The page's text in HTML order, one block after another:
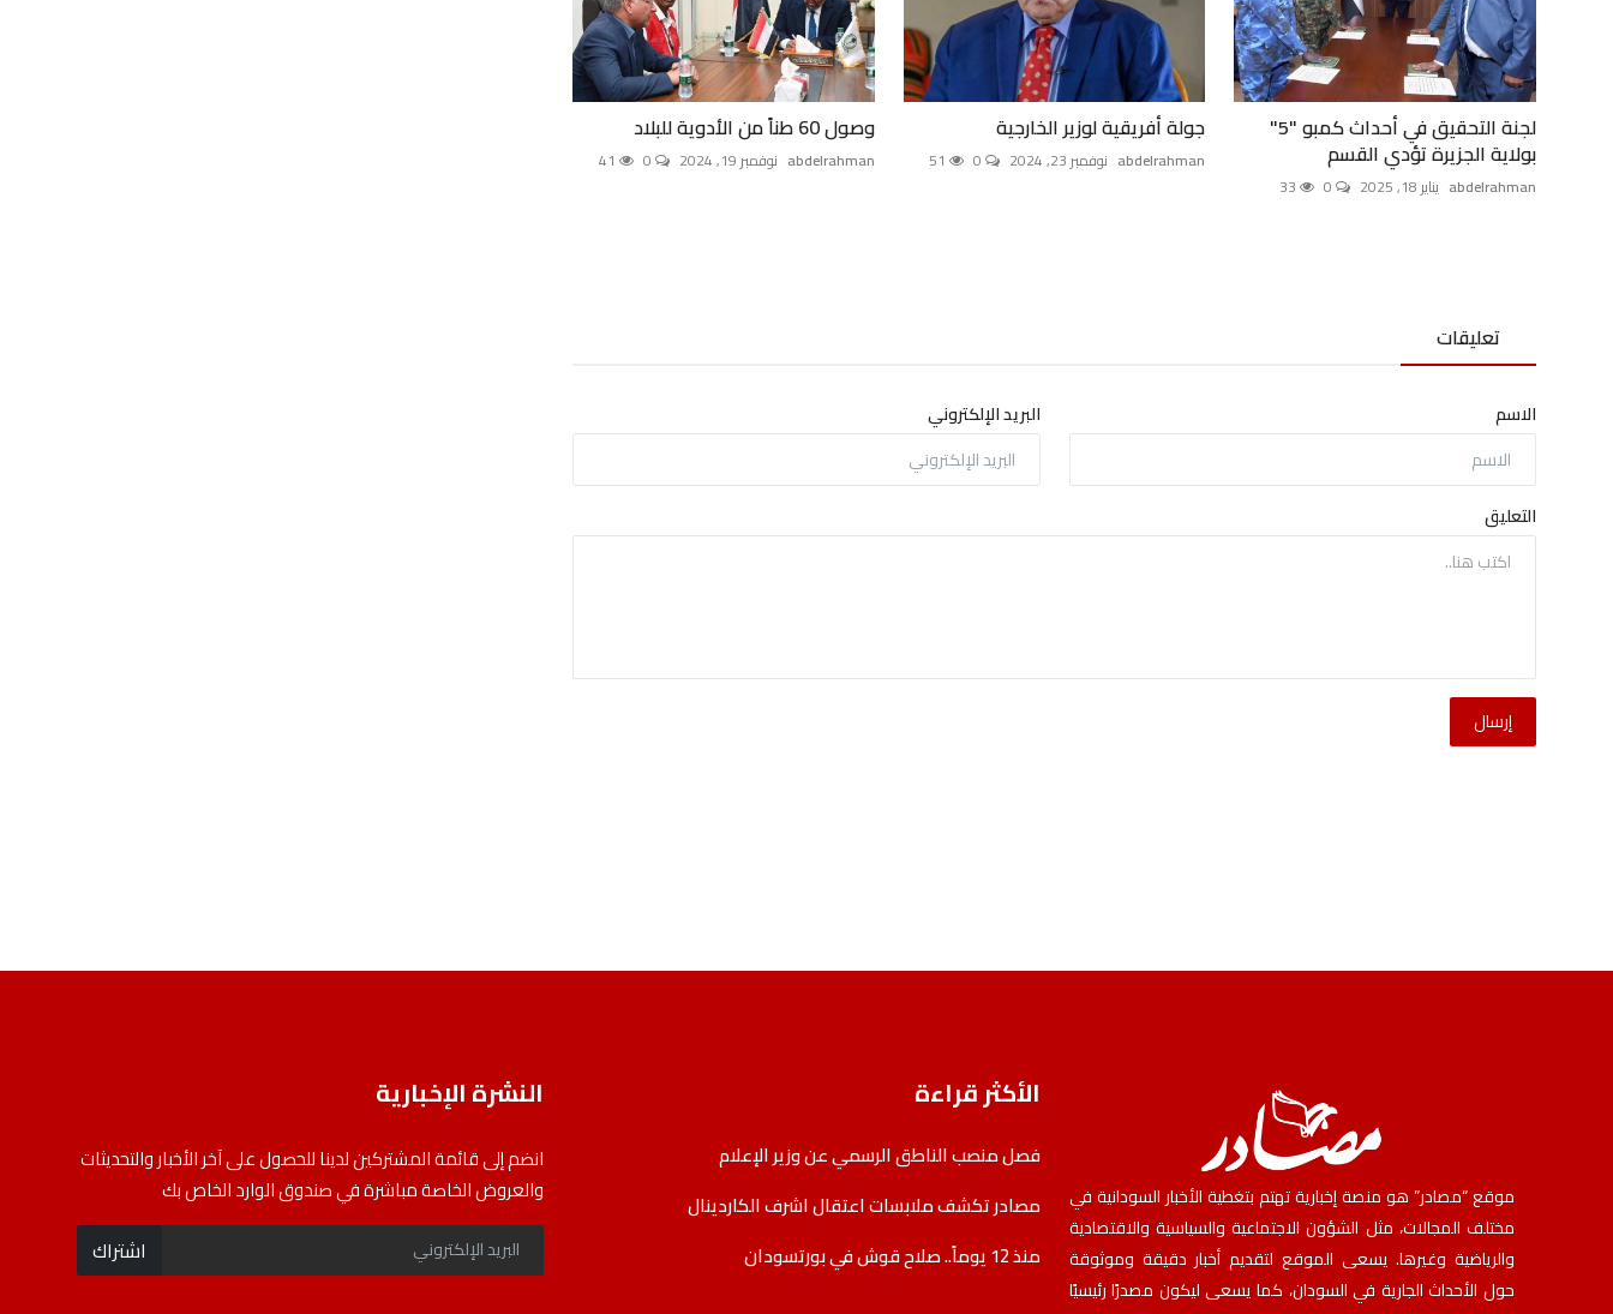
لجنة التحقيق في أحداث كمبو "5"
بولاية الجزيرة تؤدي القسم
abdelrahman يناير 18, 2025
جولة أفريقية لوزير الخارجية
abdelrahman نوفمبر 23, 2024 0
51
وصول 60 طناً من الأدوية للبلاد
abdelrahman نوفمبر 19, 2024
تعليقات
الاسم البريد الإلكتروني
التعليق
إرسال
موقع “مصادر” هو منصة إخبارية تهتم بتغطية الأخبار السودانية في
مختلف المجالات، مثل الشؤون الاجتماعية والسياسية والاقتصادية
والرياضية وغيرها. يسعى الموقع لتقديم أخبار دقيقة وموثوقة
حول الأحداث الجارية في السودان، كما يسعى ليكون مصدرًا رئيسيًا
الأكثر قراءة
فصل منصب الناطق الرسمي عن وزير الإعلام
مصادر تكشف ملابسات اعتقال اشرف الكاردينال
منذ 12 يوماً.. صلاح قوش في بورتسودان
النشرة الإخبارية
انضم إلى قائمة المشتركين لدينا للحصول على آخر الأخبار والتحديثات
والعروض الخاصة مباشرة في صندوق الوارد الخاص بك
اشتراك